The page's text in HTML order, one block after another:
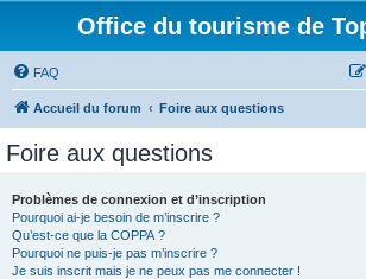
Office du tourisme de
FAQ
Accueil du forum Foire aux questions
Foire aux questions
Problèmes de connexion et d’inscription
Pourquoi ai-je besoin de m’inscrire ?
Qu’est-ce que la COPPA ?
Pourquoi ne puis-je pas m’inscrire ?
Je suis inscrit mais je ne peux pas me connecter !